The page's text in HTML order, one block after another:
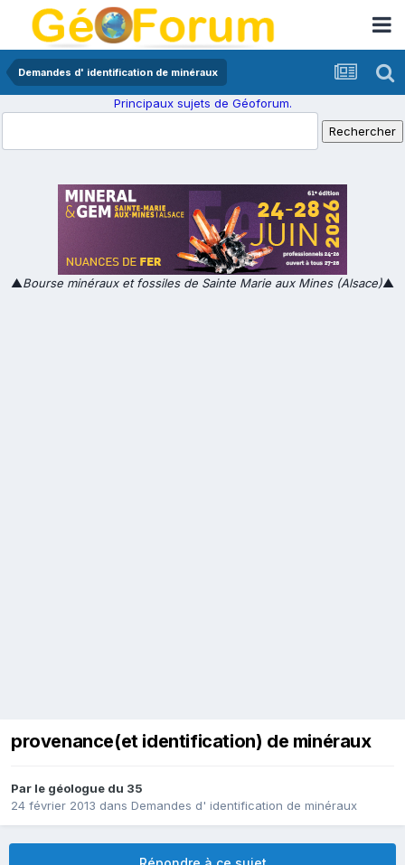
Demandes d' identification de minéraux
Principaux sujets de Géoforum.
▲Bourse minéraux et fossiles de Sainte Marie aux Mines (Alsace)▲
provenance(et identification) de minéraux
Par le géologue du 35
24 février 2013 dans Demandes d' identification de minéraux